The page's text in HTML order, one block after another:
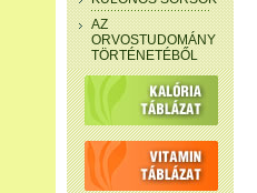
AZ
ORVOSTUDOMÁNY
TÖRTÉNETÉBŐL